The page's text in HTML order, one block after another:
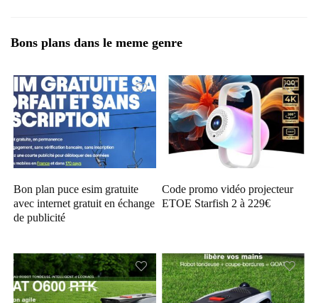
Bons plans dans le meme genre
Bon plan puce esim gratuite
avec internet gratuit en échange
de publicité
Code promo vidéo projecteur
ETOE Starfish 2 à 229€